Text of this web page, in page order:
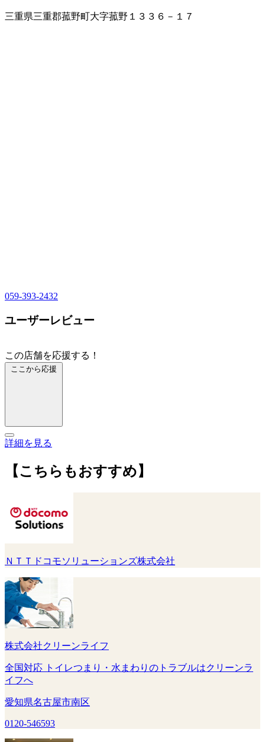
三重県三重郡菰野町大字菰野１３３６－１７
059-393-2432
ユーザーレビュー
この店舗を応援する！
ここから応援
詳細を見る
【こちらもおすすめ】
ＮＴＴドコモソリューションズ株式会社
株式会社クリーンライフ
全国対応 トイレつまり・水まわりのトラブルはクリーンラ
イフへ
愛知県名古屋市南区
0120-546593